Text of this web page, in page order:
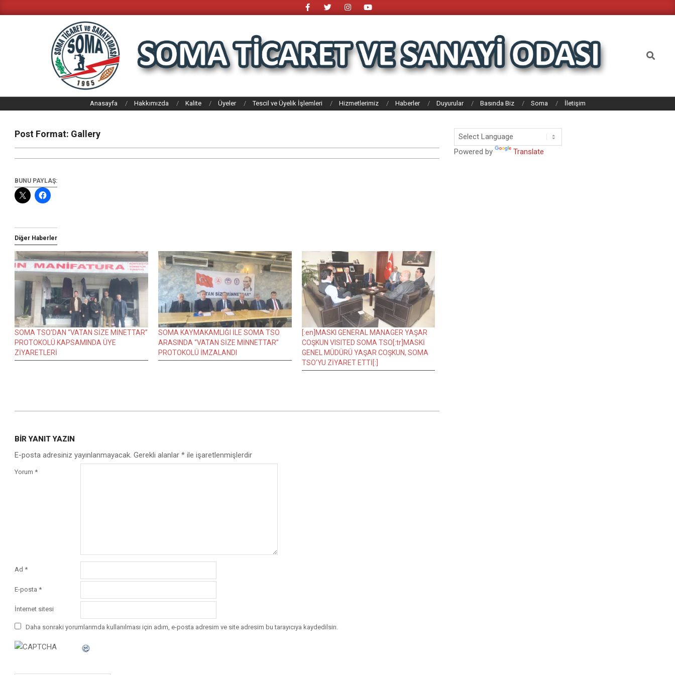
to
SOMA
TICARET
VE
SANAYI
Search
Anasayfa Hakkımızda Kalite Üyeler Tescil ve Üyelik İşlemleri Hizmetlerimiz Haberler Duyurular Basında Biz Soma İletişim
Post Format: Gallery
BUNU PAYLAŞ:
Diğer Haberler
SOMA TSO’DAN “VATAN SİZE MİNETTAR”
PROTOKOLÜ KAPSAMINDA ÜYE
ZİYARETLERİ
SOMA KAYMAKAMLIĞI İLE SOMA TSO
ARASINDA “VATAN SİZE MİNNETTAR”
PROTOKOLÜ İMZALANDI
[:en]MASKI GENERAL MANAGER YAŞAR
COŞKUN VISITED SOMA TSO[:tr]MASKİ
GENEL MÜDÜRÜ YAŞAR COŞKUN, SOMA
TSO’YU ZİYARET ETTİ[:]
13
BIR YANIT YAZIN
E-posta adresiniz yayınlanmayacak. Gerekli alanlar * ile işaretlenmişlerdir
Yorum *
Ad *
E-posta *
İnternet sitesi
Daha sonraki yorumlarımda kullanılması için adım, e-posta adresim ve site adresim bu tarayıcıya kaydedilsin.
Powered by Translate